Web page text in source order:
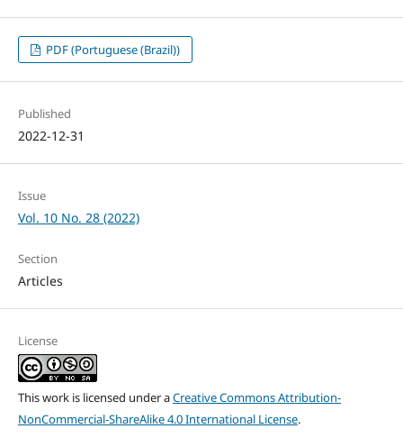
PDF (Portuguese (Brazil))
Published
2022-12-31
Issue
Vol. 10 No. 28 (2022)
Section
Articles
License
This work is licensed under aCreative Commons Attribution-
NonCommercial-ShareAlike 4.0 International License.